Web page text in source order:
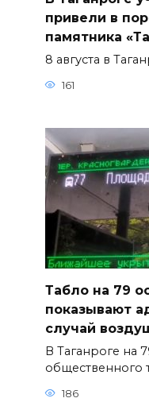
привели в
памятника
8 августа в
161
Табло на 79
показывают
случай
В Таганроге на
общественного
186